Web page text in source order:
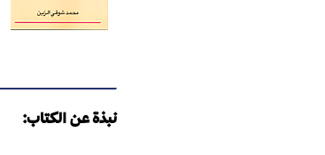
نبذة عن الكتاب: